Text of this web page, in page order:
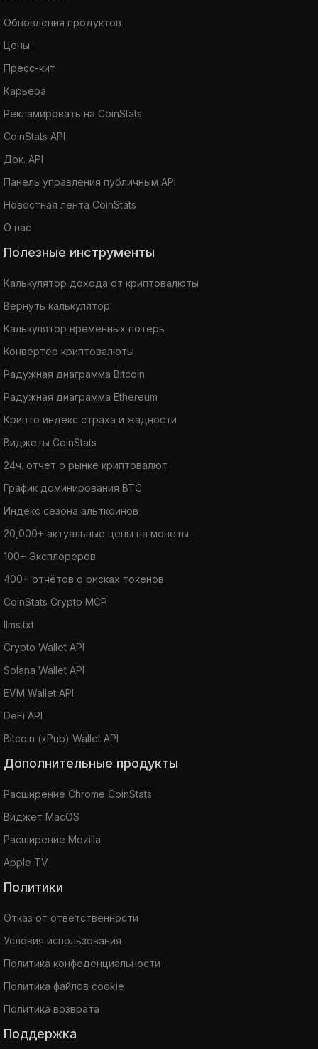
Обновления продуктов
Цены
Пресс-кит
Карьера
Рекламировать на CoinStats
CoinStats API
Док. API
Панель управления публичным API
Новостная лента CoinStats
О нас
Полезные инструменты
Калькулятор дохода от криптовалюты
Вернуть калькулятор
Калькулятор временных потерь
Конвертер криптовалюты
Радужная диаграмма Bitcoin
Радужная диаграмма Ethereum
Крипто индекс страха и жадности
Виджеты CoinStats
24ч. отчет о рынке криптовалют
График доминирования BTC
Индекс сезона альткоинов
20,000+ актуальные цены на монеты
100+ Эксплореров
400+ отчётов о рисках токенов
CoinStats Crypto MCP
llms.txt
Crypto Wallet API
Solana Wallet API
EVM Wallet API
DeFi API
Bitcoin (xPub) Wallet API
Дополнительные продукты
Расширение Chrome CoinStats
Виджет MacOS
Расширение Mozilla
Apple TV
Политики
Отказ от ответственности
Условия использования
Политика конфеденциальности
Политика файлов cookie
Политика возврата
Поддержка